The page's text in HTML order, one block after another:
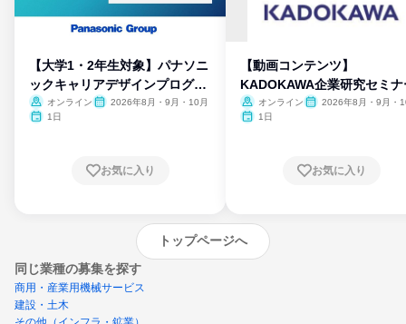
【大学1・2年生対象】パナソニ
ックキャリアデザインプログラ
ム
オンライン
2026年8月・9月・10月
1日
お気に入り
【動画コンテンツ】
KADOKAWA企業研究セミナ
オンライン
2026年8月・9月・
1日
お気に入り
トップページへ
同じ業種の募集を探す
商用・産業用機械サービス
建設・土木